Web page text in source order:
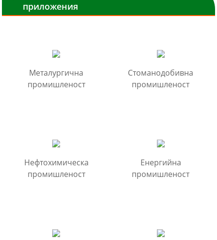
приложения
Металургична
промишленост
Стоманодобивна
промишленост
Нефтохимическа
промишленост
Енергийна
промишленост